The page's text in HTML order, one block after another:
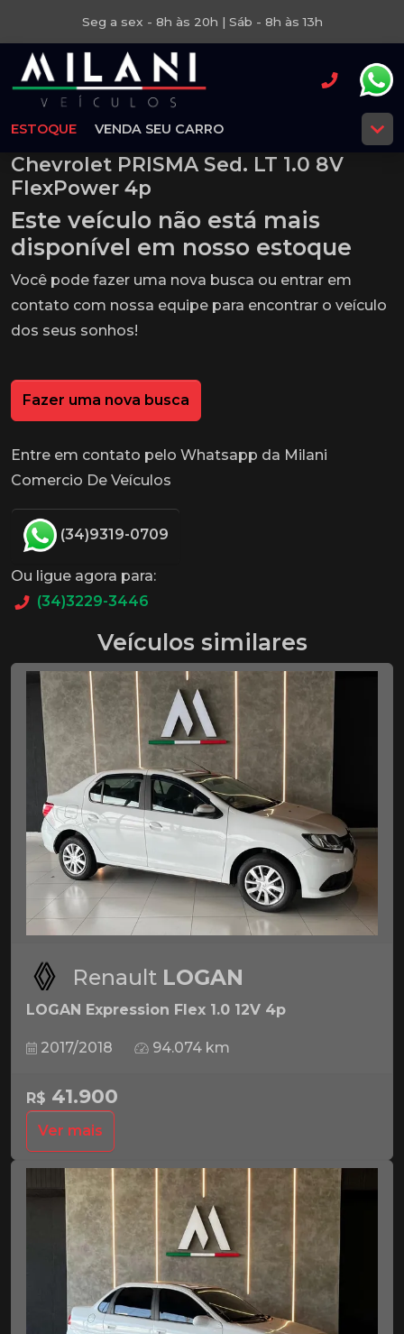
Seg a sex - 8h às 20h | Sáb - 8h às 13h
ESTOQUE VENDA SEU CARRO
Chevrolet PRISMA Sed. LT 1.0 8V
FlexPower 4p
Este veículo não está mais
disponível em nosso estoque
Você pode fazer uma nova busca ou entrar em
contato com nossa equipe para encontrar o veículo
dos seus sonhos!
Fazer uma nova busca
Entre em contato pelo Whatsapp da Milani
Comercio De Veículos
(34)9319-0709
Ou ligue agora para:
(34)3229-3446
Veículos similares
Renault LOGAN
LOGAN Expression Flex 1.0 12V 4p
2017/2018 94.074 km
R$ 41.900
Ver mais